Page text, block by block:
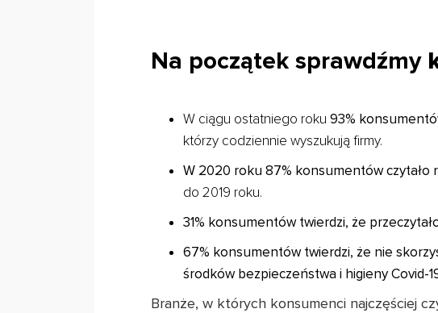
Na początek sprawdźmy
W ciągu ostatniego roku 93%
którzy codziennie wyszukują firmy.
W 2020 roku 87% konsumentów czytało
do 2019 roku.
31% konsumentów twierdzi, że
67% konsumentów twierdzi, że nie
środków bezpieczeństwa i higieny Covid-
Branże, w których konsumenci najczęściej